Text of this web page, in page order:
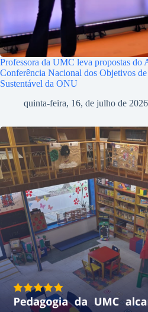
Professora da UMC leva propostas do
Conferência Nacional dos Objetivos
Sustentável da ONU
quinta-feira, 16, de julho de 2026